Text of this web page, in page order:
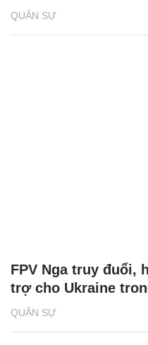
QUÂN SỰ
QUÂN SỰ
FPV Nga truy đuổi,
trợ cho Ukraine